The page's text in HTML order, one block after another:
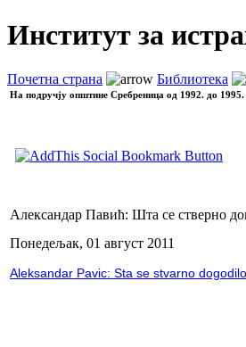
Институт за
Почетна страна Библиотека
На подручју општине Сребреница од 1992. до
Александар Павић: Шта се стверно
Понедељак, 01 август 2011
Aleksandar Pavic: Sta se stvarno